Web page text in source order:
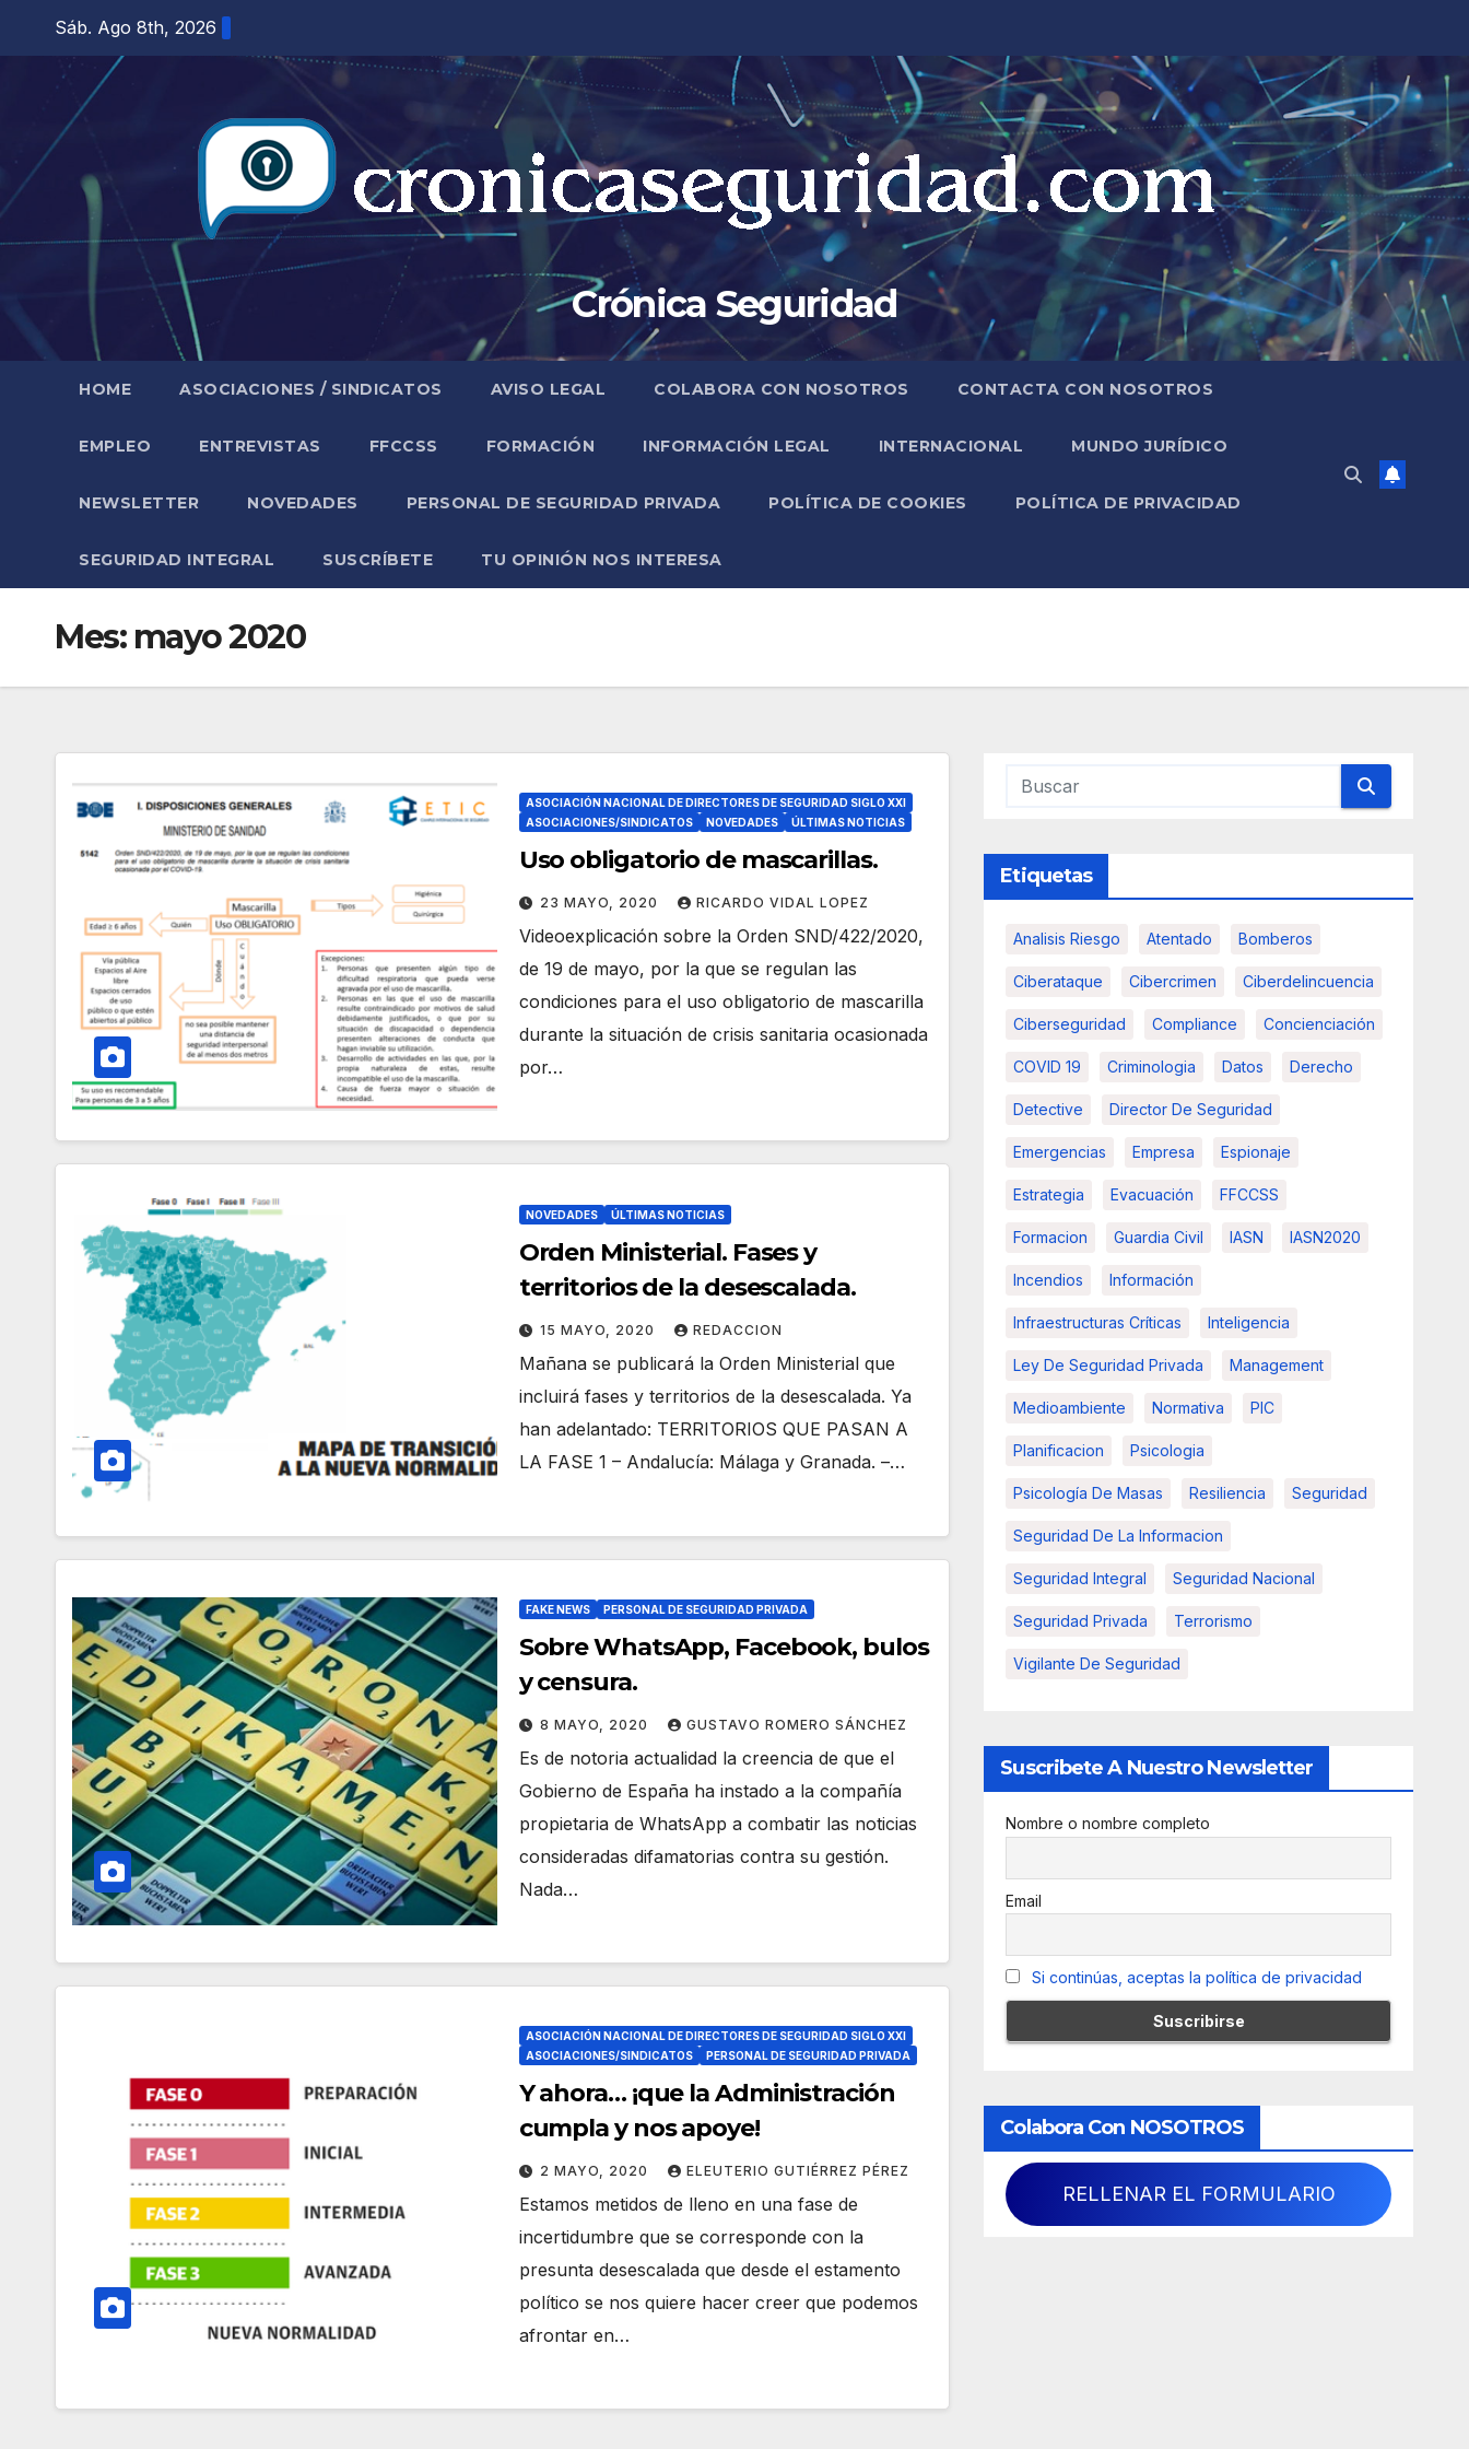
contenido
Sáb. Ago 8th, 2026
Crónica Seguridad
HOME ASOCIACIONES / SINDICATOS AVISO LEGAL COLABORA CON NOSOTROS CONTACTA CON NOSOTROS
EMPLEO ENTREVISTAS FFCCSS FORMACIÓN INFORMACIÓN LEGAL INTERNACIONAL MUNDO JURÍDICO
NEWSLETTER NOVEDADES PERSONAL DE SEGURIDAD PRIVADA POLÍTICA DE COOKIES POLÍTICA DE PRIVACIDAD
SEGURIDAD INTEGRAL SUSCRÍBETE TU OPINIÓN NOS INTERESA
Mes: mayo 2020
ASOCIACIÓN NACIONAL DE DIRECTORES DE SEGURIDAD SIGLO XXI
ASOCIACIONES/SINDICATOS
NOVEDADES ÚLTIMAS NOTICIAS
Uso obligatorio de mascarillas.
23 MAYO, 2020 RICARDO VIDAL LOPEZ
Videoexplicación sobre la Orden SND/422/2020,
de 19 de mayo, por la que se regulan las
condiciones para el uso obligatorio de mascarilla
durante la situación de crisis sanitaria ocasionada
por…
NOVEDADES ÚLTIMAS NOTICIAS
Orden Ministerial. Fases y
territorios de la desescalada.
15 MAYO, 2020 REDACCION
Mañana se publicará la Orden Ministerial que
incluirá fases y territorios de la desescalada. Ya
han adelantado: TERRITORIOS QUE PASAN A
LA FASE 1 – Andalucía: Málaga y Granada. –…
FAKE NEWS PERSONAL DE SEGURIDAD PRIVADA
Sobre WhatsApp, Facebook, bulos
y censura.
8 MAYO, 2020 GUSTAVO ROMERO SÁNCHEZ
Es de notoria actualidad la creencia de que el
Gobierno de España ha instado a la compañía
propietaria de WhatsApp a combatir las noticias
consideradas difamatorias contra su gestión.
Nada…
ASOCIACIÓN NACIONAL DE DIRECTORES DE SEGURIDAD SIGLO XXI
ASOCIACIONES/SINDICATOS
PERSONAL DE SEGURIDAD PRIVADA
Y ahora… ¡que la Administración
cumpla y nos apoye!
2 MAYO, 2020 ELEUTERIO GUTIÉRREZ PÉREZ
Estamos metidos de lleno en una fase de
incertidumbre que se corresponde con la
presunta desescalada que desde el estamento
político se nos quiere hacer creer que podemos
afrontar en…
Etiquetas
Analisis Riesgo Atentado Bomberos
Ciberataque Cibercrimen Ciberdelincuencia
Ciberseguridad Compliance Concienciación
COVID 19 Criminologia Datos Derecho
Detective Director De Seguridad
Emergencias Empresa Espionaje
Estrategia Evacuación FFCCSS
Formacion Guardia Civil IASN IASN2020
Incendios Información
Infraestructuras Críticas Inteligencia
Ley De Seguridad Privada Management
Medioambiente Normativa PIC
Planificacion Psicologia
Psicología De Masas Resiliencia Seguridad
Seguridad De La Informacion
Seguridad Integral Seguridad Nacional
Seguridad Privada Terrorismo
Vigilante De Seguridad
Suscribete A Nuestro Newsletter
Nombre o nombre completo
Email
Si continúas, aceptas la política de privacidad
Colabora Con NOSOTROS
RELLENAR EL FORMULARIO